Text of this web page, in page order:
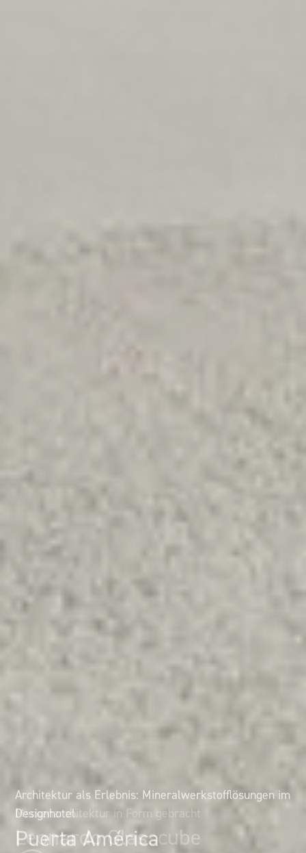
Markenarchitektur in Form gebracht
Leonardo Glasscube
Architektur als Erlebnis: Mineralwerkstofflösungen im
Designhotel
Puerta América